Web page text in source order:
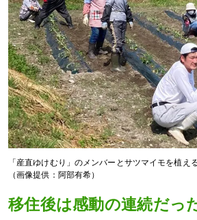
「産直ゆけむり」のメンバーとサツマイモを植え
（画像提供：阿部有希）
移住後は感動の連続だっ